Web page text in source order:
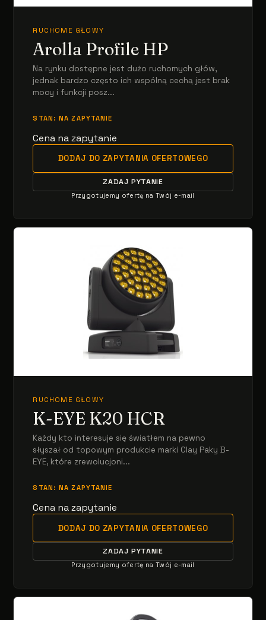
RUCHOME GŁOWY
Arolla Profile HP
Na rynku dostępne jest dużo ruchomych głów,
jednak bardzo często ich wspólną cechą jest brak
mocy i funkcji posz...
STAN: NA ZAPYTANIE
Cena na zapytanie
DODAJ DO ZAPYTANIA OFERTOWEGO
ZADAJ PYTANIE
Przygotujemy ofertę na Twój e-mail
RUCHOME GŁOWY
K-EYE K20 HCR
Każdy kto interesuje się światłem na pewno
słyszał od topowym produkcie marki Clay Paky B-
EYE, które zrewolucjoni...
STAN: NA ZAPYTANIE
Cena na zapytanie
DODAJ DO ZAPYTANIA OFERTOWEGO
ZADAJ PYTANIE
Przygotujemy ofertę na Twój e-mail